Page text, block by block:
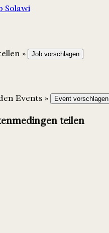
Solawi
» Job vorschlagen
Events » Event vorschlagen
teilen